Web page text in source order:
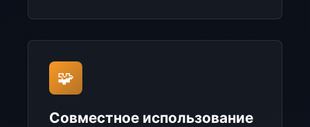
🧩
Совместное использование